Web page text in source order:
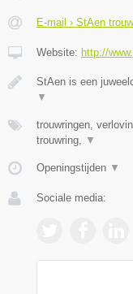
E-mail › StAen
Website: http://
StAen is een
▼
trouwringen,
trouwring, ▼
Openingstijden ▼
Sociale media: